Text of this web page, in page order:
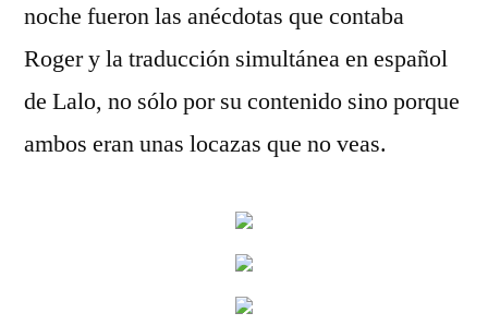
noche fueron las anécdotas que contaba
Roger y la traducción simultánea en español
de Lalo, no sólo por su contenido sino porque
ambos eran unas locazas que no veas.